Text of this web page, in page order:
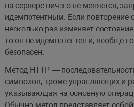
на сервере ничего не меняется,
идемпотентным. Если повторение
несколько раз изменяет
то он не идемпотентен и, вообще
безопасен.
Метод HTTP —
символов, кроме управляющих и
указывающая на основную
Обычно метод представляет